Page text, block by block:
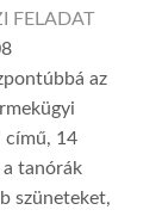
FELADAT
az
című, 14
tanórák
szüneteket,